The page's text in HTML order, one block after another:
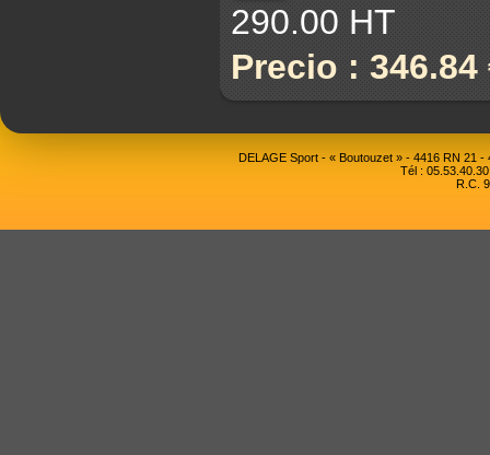
290.00 HT
Precio : 346.84
DELAGE Sport - « Boutouzet » - 4416 RN 21
Tél :
R.C.